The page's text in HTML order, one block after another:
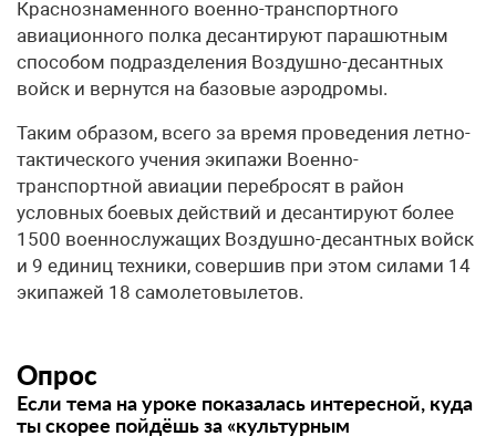
Краснознаменного военно-транспортного
авиационного полка десантируют парашютным
способом подразделения Воздушно-десантных
войск и вернутся на базовые аэродромы.
Таким образом, всего за время проведения летно-
тактического учения экипажи Военно-
транспортной авиации перебросят в район
условных боевых действий и десантируют более
1500 военнослужащих Воздушно-десантных войск
и 9 единиц техники, совершив при этом силами 14
экипажей 18 самолетовылетов.
Опрос
Если тема на уроке показалась интересной, куда
ты скорее пойдёшь за «культурным